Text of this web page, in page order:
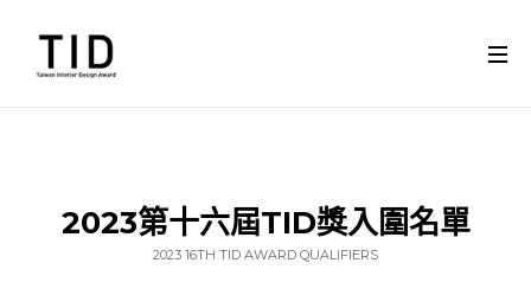
2023第十六屆TID獎入圍名單
2023 16TH TID AWARD QUALIFIERS